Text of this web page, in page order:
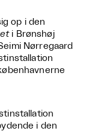
op i den
i Brønshøj
Nørregaard
i den